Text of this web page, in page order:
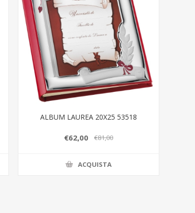
ALBUM LAUREA 20X25 53518
€62,00 €81,00
ACQUISTA